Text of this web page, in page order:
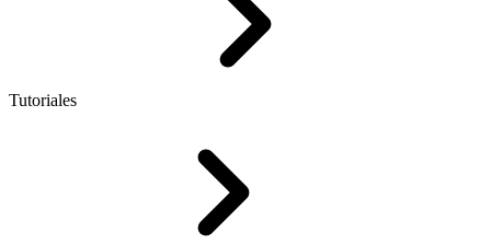
Tutoriales